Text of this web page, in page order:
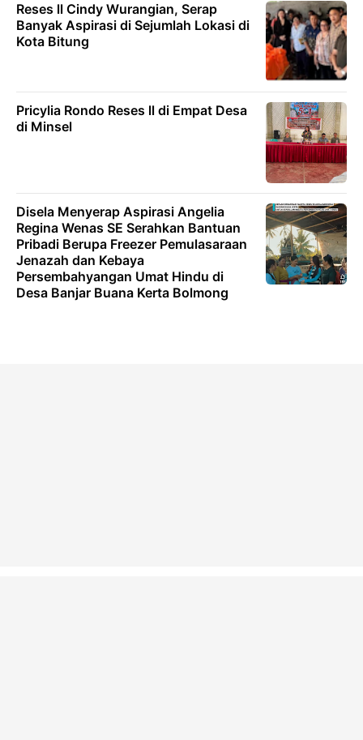
Reses ll Cindy Wurangian, Serap
Banyak Aspirasi di Sejumlah Lokasi di
Kota Bitung
Pricylia Rondo Reses ll di Empat Desa
di Minsel
Disela Menyerap Aspirasi Angelia
Regina Wenas SE Serahkan Bantuan
Pribadi Berupa Freezer Pemulasaraan
Jenazah dan Kebaya
Persembahyangan Umat Hindu di
Desa Banjar Buana Kerta Bolmong